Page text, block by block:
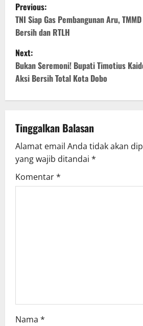
Previous:
TNI Siap Gas Pembangunan Aru,
Bersih dan RTLH
Next:
Bukan Seremoni! Bupati Timotius
Aksi Bersih Total Kota Dobo
Tinggalkan Balasan
Alamat email Anda tidak akan
yang wajib ditandai *
Komentar*
Nama *